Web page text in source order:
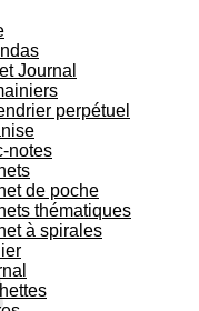
Journal
perpétuel
notes
de poche
thématiques
à spirales